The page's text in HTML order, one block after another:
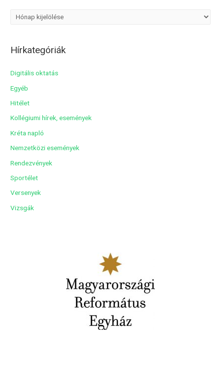
hHírkategóriák
Digitális oktatás
Egyéb
Hitélet
Kollégiumi hírek, események
Kréta napló
Nemzetközi események
Rendezvények
Sportélet
Versenyek
Vizsgák